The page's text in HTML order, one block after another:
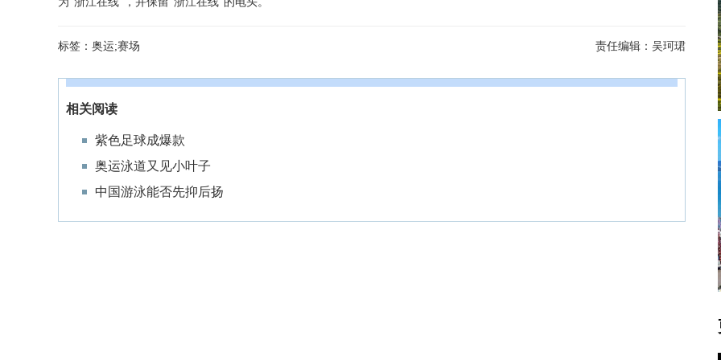
标签： 奥运;赛场 责任编辑： 吴珂珺
相关阅读
紫色足球成爆款
奥运泳道又见小叶子
中国游泳能否先抑后扬